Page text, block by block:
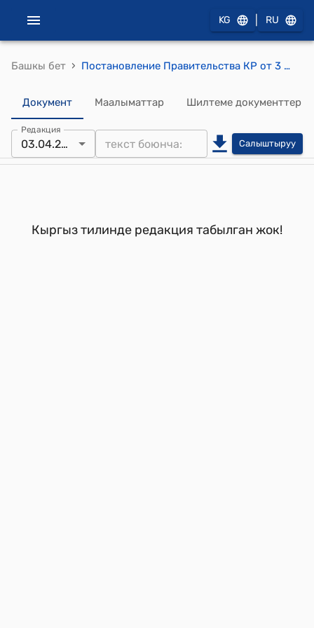
KG RU
Башкы бет › Постановление Правительства КР от 3 мая 2002 года №270 "О проекте Закона Кыргызской Республики «О ратификации Соглашения между Кыргызской Республикой, Республикой Таджикистан и Китайской Народной Республикой о точке стыка государственных границ трех государств»"
Документ Маалыматтар Шилтеме документтер
Редакция
03.04.2002 Салыштыруу
Кыргыз тилинде редакция табылган жок!